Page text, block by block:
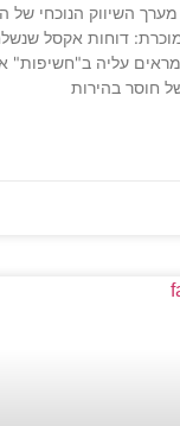
השיווק הנוכחי של
דוחות אקסל
עליה ב"חשיפות"
חוסר בהירות